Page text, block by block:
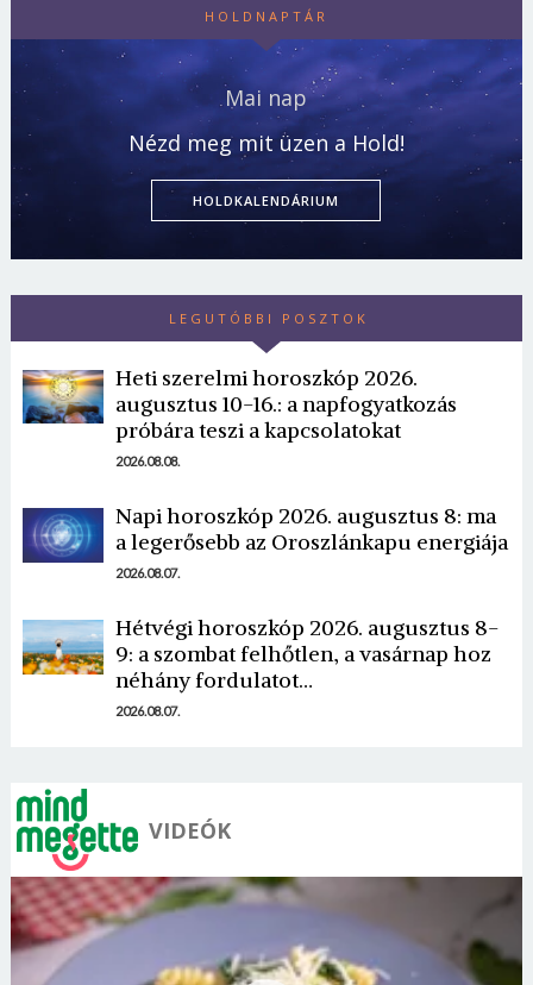
HOLDNAPTÁR
Mai nap
Nézd meg mit üzen a Hold!
HOLDKALENDÁRIUM
LEGUTÓBBI POSZTOK
Heti szerelmi horoszkóp 2026.
augusztus 10-16.: a napfogyatkozás
próbára teszi a kapcsolatokat
2026.08.08.
Napi horoszkóp 2026. augusztus 8: ma
a legerősebb az Oroszlánkapu energiája
2026.08.07.
Hétvégi horoszkóp 2026. augusztus 8-
9: a szombat felhőtlen, a vasárnap hoz
néhány fordulatot…
2026.08.07.
VIDEÓK
Borsonline bejelentkezés
E-mail cím vagy felhasználónév
Mégse